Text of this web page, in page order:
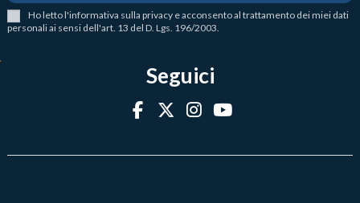
Ho letto l'informativa sulla privacy e acconsento al trattamento dei miei dati
personali ai sensi dell'art. 13 del D. Lgs. 196/2003.
Seguici